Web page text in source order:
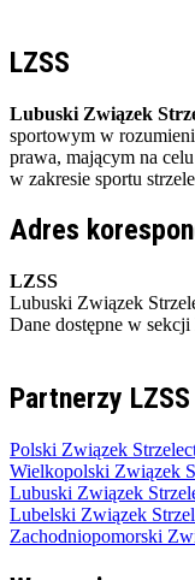
LZSS
Lubuski Związek
sportowym w
prawa, mającym na
w zakresie sportu
Adres
LZSS
Lubuski Związek
Dane dostępne w
Partnerzy LZSS
Polski Związek
Wielkopolski Związek
Lubuski Związek
Lubelski Związek
Zachodniopomorski